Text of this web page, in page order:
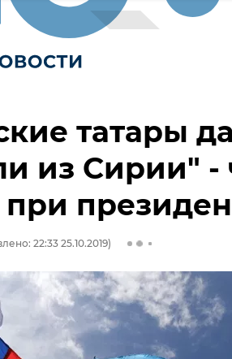
татары
из Сирии" -
при
22:33 25.10.2019)